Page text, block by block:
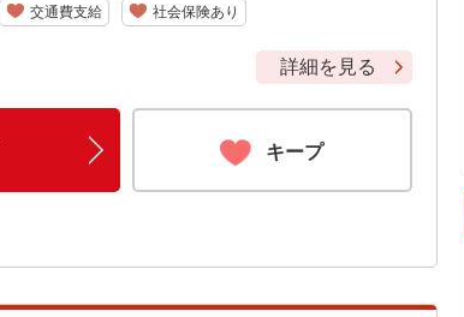
交通費支給 社会保険あり
詳細を見る
キープ